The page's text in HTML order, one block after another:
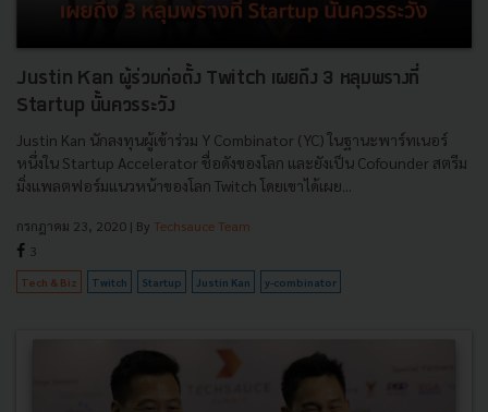
Justin Kan ผู้ร่วมก่อตั้ง Twitch เผยถึง 3 หลุมพรางที่
Startup นั้นควรระวัง
Justin Kan นักลงทุนผู้เข้าร่วม Y Combinator (YC) ในฐานะพาร์ทเนอร์
หนึ่งใน Startup Accelerator ชื่อดังของโลก และยังเป็น Cofounder สตรีม
มิ่งแพลตฟอร์มแนวหน้าของโลก Twitch โดยเขาได้เผย...
กรกฎาคม 23, 2020 | By Techsauce Team
3
Tech & Biz Twitch Startup Justin Kan y-combinator